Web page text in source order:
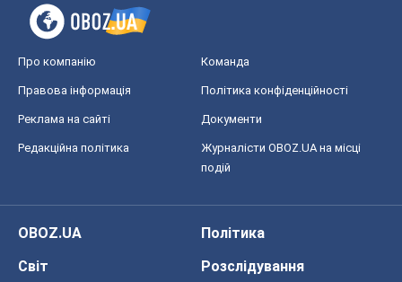
Про компанію Команда
Правова інформація Політика конфіденційності
Реклама на сайті Документи
Редакційна політика
Журналісти OBOZ.UA на місці
подій
OBOZ.UA
Політика
Світ
Розслідування